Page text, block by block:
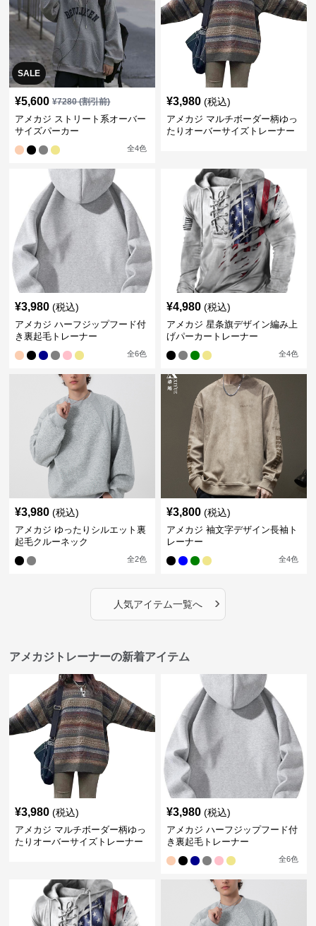
SALE
¥5,600 ¥7280(割引前)
アメカジ ストリート系オーバー
サイズパーカー
全4色
¥3,980 (税込)
アメカジ マルチボーダー柄ゆっ
たりオーバーサイズトレーナー
¥3,980 (税込)
アメカジ ハーフジップフード付
き裏起毛トレーナー
全6色
¥4,980 (税込)
アメカジ 星条旗デザイン編み上
げパーカートレーナー
全4色
¥3,980 (税込)
アメカジ ゆったりシルエット裏
起毛クルーネック
全2色
¥3,800 (税込)
アメカジ 袖文字デザイン長袖ト
レーナー
全4色
人気アイテム一覧へ ›
アメカジトレーナーの新着アイテム
¥3,980 (税込)
アメカジ マルチボーダー柄ゆっ
たりオーバーサイズトレーナー
¥3,980 (税込)
アメカジ ハーフジップフード付
き裏起毛トレーナー
全6色